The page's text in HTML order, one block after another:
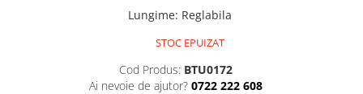
Lungime: Reglabila
STOC EPUIZAT
Cod Produs: BTU0172
Ai nevoie de ajutor? 0722 222 608